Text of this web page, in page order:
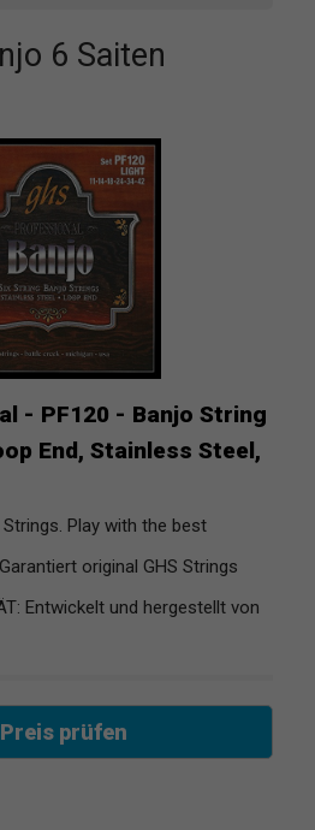
6 Saiten
- PF120 - Banjo String
End, Stainless Steel,
Strings. Play with the best
original GHS Strings
Entwickelt und hergestellt von
Preis prüfen